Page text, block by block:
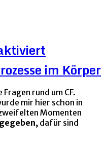
im Körper
rund um CF.
mir hier schon in
Momenten
dafür sind